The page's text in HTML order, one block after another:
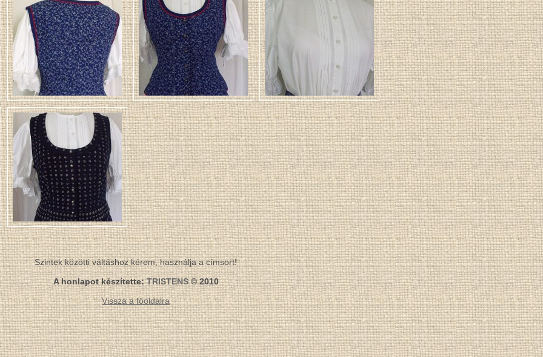
Szintek közötti váltáshoz kérem, használja a címsort!
A honlapot készítette:TRISTENS© 2010
Vissza a főoldalra